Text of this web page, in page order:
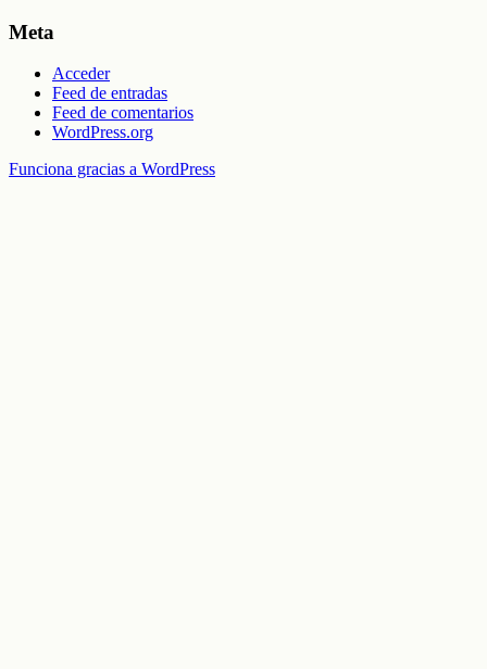
Meta
Acceder
Feed de entradas
Feed de comentarios
WordPress.org
Funciona gracias a WordPress